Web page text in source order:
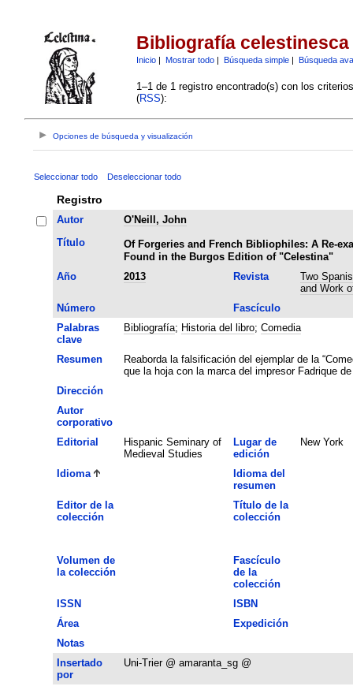
Bibliografía celestinesca
Inicio| Mostrar todo| Búsqueda simple| Búsqueda
1–1 de 1 registro encontrado(s) con los
(RSS):
Opciones de búsqueda y visualización
Seleccionar todo Deseleccionar todo
Registro
Autor
O'Neill, John
Título
Of Forgeries and French Bibliophiles: A Re-
Found in the Burgos Edition of "Celestina"
Año
2013 Revista
Two
and Work
Número
Fascículo
Palabras
clave
Bibliografía; Historia del libro; Comedia
Resumen
Reaborda la falsificación del ejemplar de la
que la hoja con la marca del impresor Fadrique
Dirección
Autor
corporativo
Editorial
Hispanic Seminary of
Medieval Studies
Lugar de
edición
New York
Idioma
Idioma del
resumen
Editor de la
colección
Título de la
colección
Volumen de
la colección
Fascículo
de la
colección
ISSN
ISBN
Área
Expedición
Notas
Insertado
por
Uni-Trier @ amaranta_sg @